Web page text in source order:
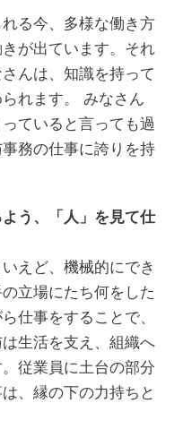
る今、多様な働き方
が出ています。それ
んは、知識を持って
れます。 みなさん
ていると言っても過
務の仕事に誇りを持
う、「人」を見て仕
えど、機械的にでき
立場にたち何をした
仕事をすることで、
生活を支え、組織へ
従業員に土台の部分
、縁の下の力持ちと